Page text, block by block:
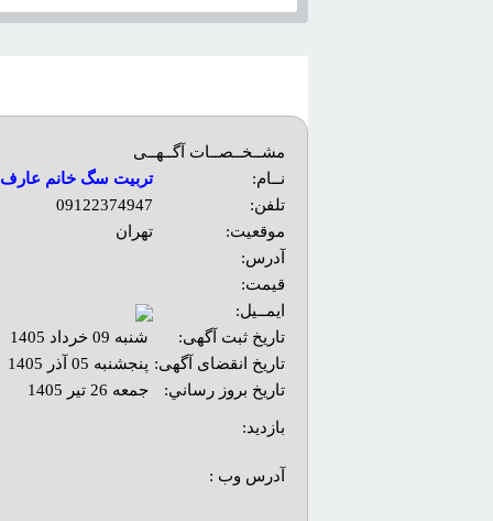
مشــخــصــات آگــهــی
نــام:
تربیت سگ خانم عارف
تلفن:
09122374947
موقعیت:
تهران
آدرس:
قیمت:
ایمــیل:
تاریخ ثبت آگهی:
شنبه 09 خرداد 1405
تاریخ انقضای آگهی: پنجشنبه 05 آذر 1405
تاريخ بروز رساني:
جمعه 26 تیر 1405
بازديد:
آدرس وب :‌